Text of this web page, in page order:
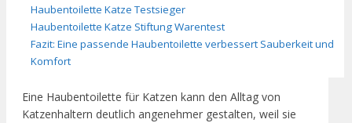
Haubentoilette Katze Testsieger
Haubentoilette Katze Stiftung Warentest
Fazit: Eine passende Haubentoilette verbessert Sauberkeit und
Komfort
Eine Haubentoilette für Katzen kann den Alltag von
Katzenhaltern deutlich angenehmer gestalten, weil sie